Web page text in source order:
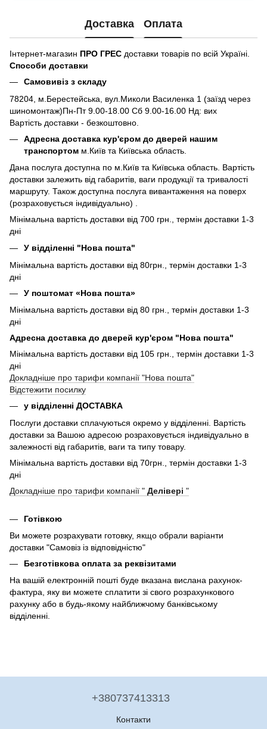
Доставка Оплата
Інтернет-магазин ПРО ГРЕС доставки товарів по всій Україні.
Способи доставки
Самовивіз з складу
78204, м.Берестейська, вул.Миколи Василенка 1 (заїзд через
шиномонтаж)Пн-Пт 9.00-18.00 Сб 9.00-16.00 Нд: вих
Вартість доставки - безкоштовно.
Адресна доставка кур'єром до дверей нашим
транспортом м.Київ та Київська область.
Дана послуга доступна по м.Київ та Київська область. Вартість
доставки залежить від габаритів, ваги продукції та тривалості
маршруту. Також доступна послуга вивантаження на поверх
(розраховується індивідуально) .
Мінімальна вартість доставки від 700 грн., термін доставки 1-3
дні
У відділенні "Нова пошта"
Мінімальна вартість доставки від 80грн., термін доставки 1-3
дні
У поштомат «Нова пошта»
Мінімальна вартість доставки від 80 грн., термін доставки 1-3
дні
Адресна доставка до дверей кур'єром "Нова пошта"
Мінімальна вартість доставки від 105 грн., термін доставки 1-3
дні
Докладніше про тарифи компанії "Нова пошта"
Відстежити посилку
у відділенні ДОСТАВКА
Послуги доставки сплачуються окремо у відділенні. Вартість
доставки за Вашою адресою розраховується індивідуально в
залежності від габаритів, ваги та типу товару.
Мінімальна вартість доставки від 70грн., термін доставки 1-3
дні
Докладніше про тарифи компанії " Делівері "
Готівкою
Ви можете розрахувати готовку, якщо обрали варіанти
доставки "Самовіз із відповідністю"
Безготівкова оплата за реквізитами
На вашій електронній пошті буде вказана вислана рахунок-
фактура, яку ви можете сплатити зі свого розрахункового
рахунку або в будь-якому найближчому банківському
відділенні.
+380737413313
Контакти